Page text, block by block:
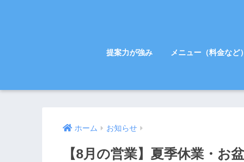
提案力が強み メニュー（料金など）
ホーム お知らせ
【8月の営業】夏季休業・お